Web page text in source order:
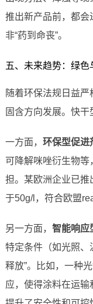
推出新产品前，都会
非“药到命丧”。
五、未来趋势：绿色
随着环保法规日益
固含方向发展。快干
一方面， 环保型促进
可降解咪唑衍生物等
担。某欧洲企业已
于50g/l，符合欧盟
另一方面， 智能响应
特定条件（如光照、
释放”。比如，一种
应，使得涂料在运